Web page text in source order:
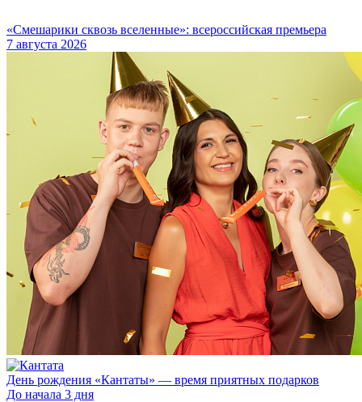
«Смешарики сквозь вселенные»: всероссийская премьера
7 августа 2026
День рождения «Кантаты» — время приятных подарков
До начала 3 дня